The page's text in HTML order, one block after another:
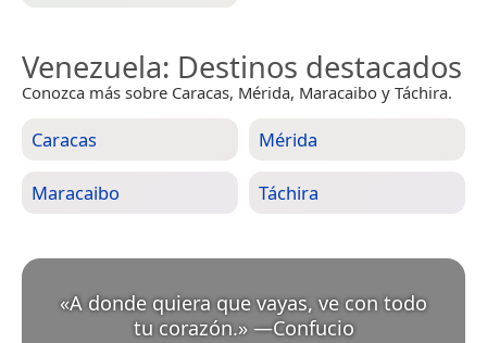
Venezuela: Destinos destacados
Conozca más sobre Caracas, Mérida, Maracaibo y Táchira.
Caracas Mérida
Maracaibo Táchira
«A donde quiera que vayas, ve con todo
tu corazón.» —Confucio